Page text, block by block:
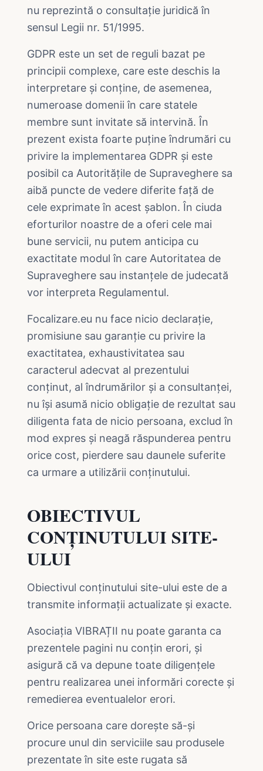
nu reprezintă o consultație juridică în
sensul Legii nr. 51/1995.
GDPR este un set de reguli bazat pe
principii complexe, care este deschis la
interpretare și conține, de asemenea,
numeroase domenii în care statele
membre sunt invitate să intervină. În
prezent exista foarte puține îndrumări cu
privire la implementarea GDPR și este
posibil ca Autoritățile de Supraveghere sa
aibă puncte de vedere diferite față de
cele exprimate în acest șablon. În ciuda
eforturilor noastre de a oferi cele mai
bune servicii, nu putem anticipa cu
exactitate modul în care Autoritatea de
Supraveghere sau instanțele de judecată
vor interpreta Regulamentul.
Focalizare.eu nu face nicio declarație,
promisiune sau garanție cu privire la
exactitatea, exhaustivitatea sau
caracterul adecvat al prezentului
conținut, al îndrumărilor și a consultanței,
nu își asumă nicio obligație de rezultat sau
diligenta fata de nicio persoana, exclud în
mod expres și neagă răspunderea pentru
orice cost, pierdere sau daunele suferite
ca urmare a utilizării conținutului.
OBIECTIVUL
CONȚINUTULUI SITE-
ULUI
Obiectivul conținutului site-ului este de a
transmite informații actualizate și exacte.
Asociația VIBRAȚII nu poate garanta ca
prezentele pagini nu conțin erori, și
asigură că va depune toate diligențele
pentru realizarea unei informări corecte și
remedierea eventualelor erori.
Orice persoana care dorește să-și
procure unul din serviciile sau produsele
prezentate în site este rugata să